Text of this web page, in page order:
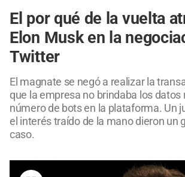
El por qué de la vuelta
Elon Musk en la
Twitter
El magnate se negó a realizar la
que la empresa no brindaba los datos
número de bots en la plataforma. Un
el interés traído de la mano dieron un
caso.